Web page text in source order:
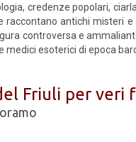
credenze popolari,
raccontano antichi misteri
controversa e
medici esoterici di epoca
Friuli per veri